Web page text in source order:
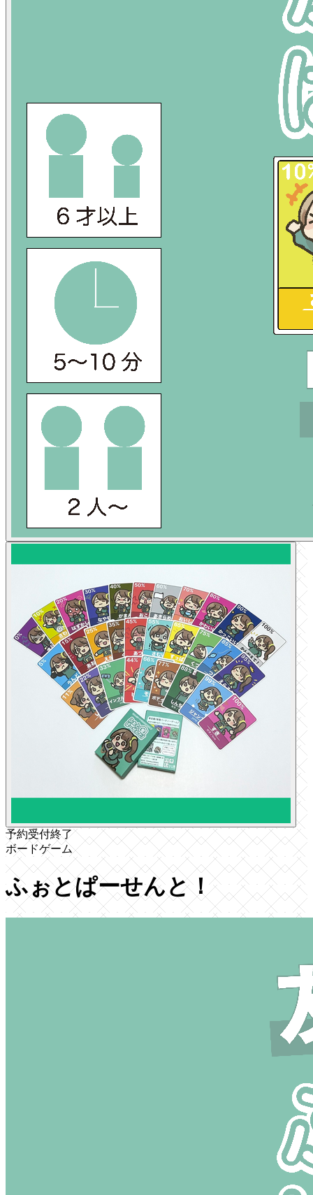
予約受付終了
ボードゲーム
ふぉとぱーせんと！